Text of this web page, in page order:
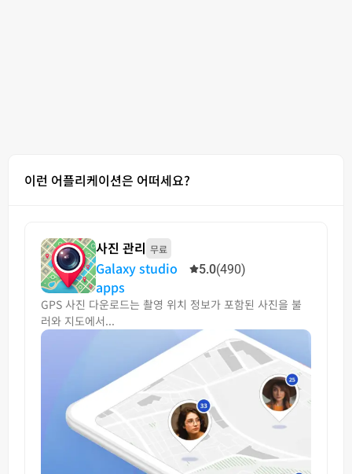
이런 어플리케이션은 어떠세요?
사진 관리 무료
Galaxy studio
apps
5.0(490)
GPS 사진 다운로드는 촬영 위치 정보가 포함된 사진을 불
러와 지도에서...